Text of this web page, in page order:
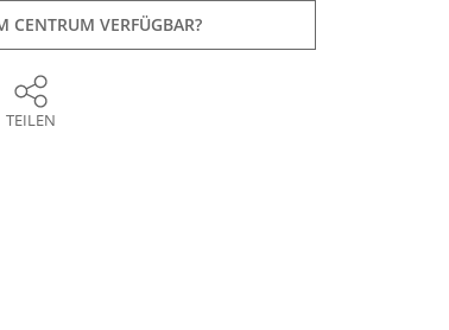
CENTRUM VERFÜGBAR?
TEILEN